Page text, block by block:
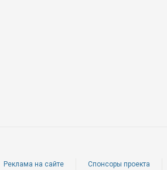
Реклама на сайте Спонсоры проекта